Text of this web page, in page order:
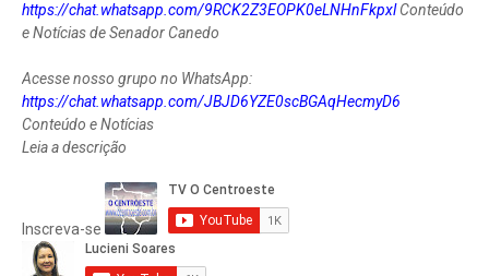
https://chat.whatsapp.com/9RCK2Z3EOPK0eLNHnFkpxlConteúdo
e Notícias de Senador Canedo
Acesse nosso grupo no WhatsApp:
https://chat.whatsapp.com/JBJD6YZE0scBGAqHecmyD6
Conteúdo e Notícias
Leia a descrição
Inscreva-se